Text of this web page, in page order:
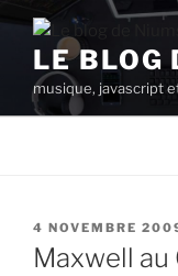
contenu
principal
LE BLOG
musique, javascript
PUBLIÉ
LE
4 NOVEMBRE
Maxwell au